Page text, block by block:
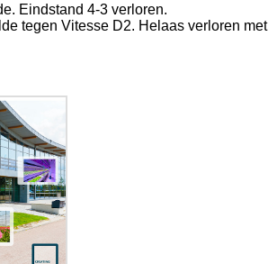
Eindstand 4-3 verloren.
tegen Vitesse D2. Helaas verloren met